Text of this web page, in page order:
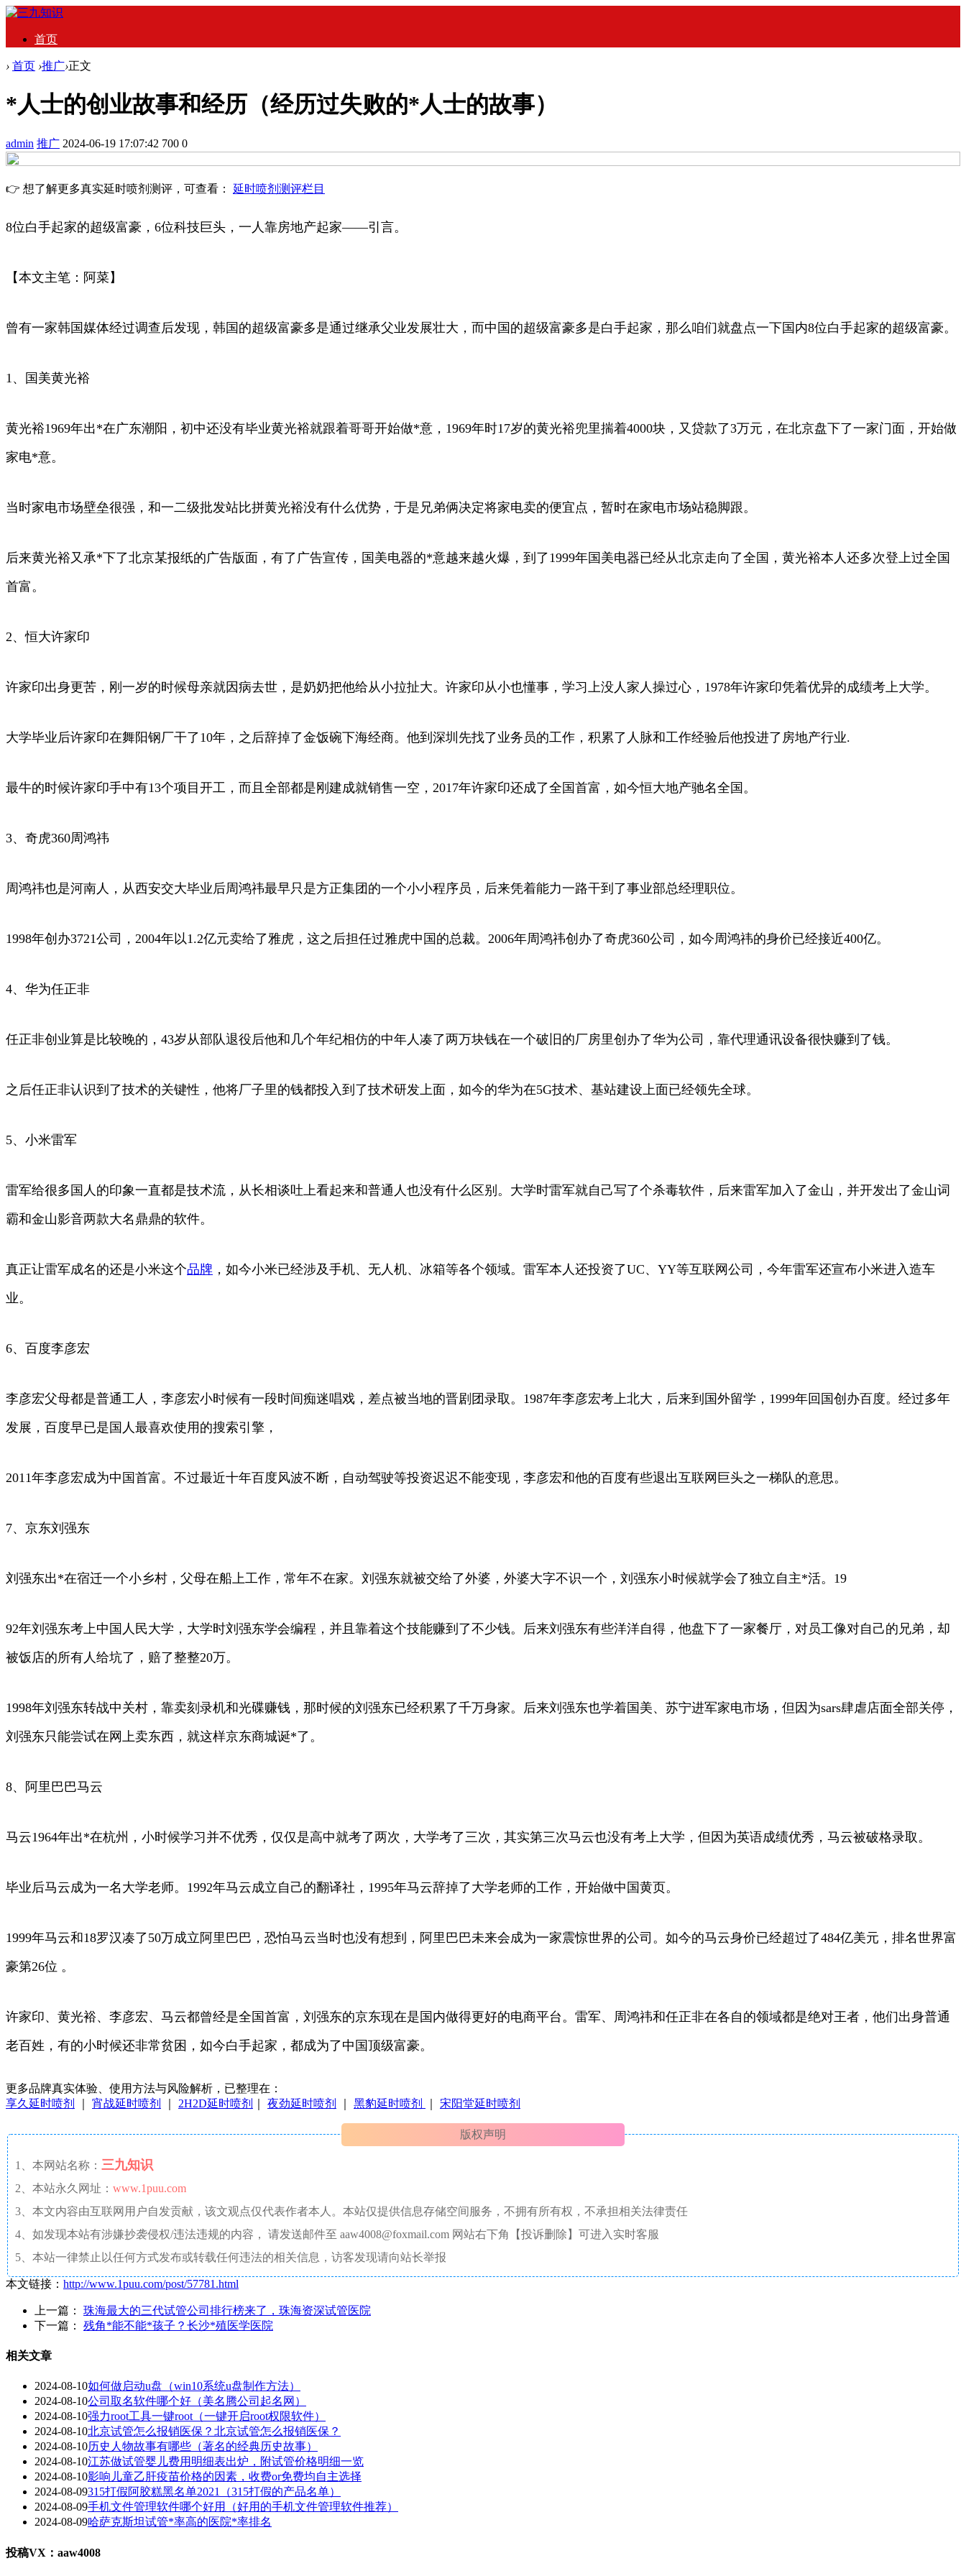
首页
› 首页 ›推广›正文
*人士的创业故事和经历（经历过失败的*人士的故事）
admin 推广 2024-06-19 17:07:42 700 0
👉 想了解更多真实延时喷剂测评，可查看： 延时喷剂测评栏目
8位白手起家的超级富豪，6位科技巨头，一人靠房地产起家——引言。
【本文主笔：阿菜】
曾有一家韩国媒体经过调查后发现，韩国的超级富豪多是通过继承父业发展壮大，而中国的超级富豪多是白手起家，那么咱们就盘点一下国内8位白手起家的超级富豪。
1、国美黄光裕
黄光裕1969年出*在广东潮阳，初中还没有毕业黄光裕就跟着哥哥开始做*意，1969年时17岁的黄光裕兜里揣着4000块，又贷款了3万元，在北京盘下了一家门面，开始做
家电*意。
当时家电市场壁垒很强，和一二级批发站比拼黄光裕没有什么优势，于是兄弟俩决定将家电卖的便宜点，暂时在家电市场站稳脚跟。
后来黄光裕又承*下了北京某报纸的广告版面，有了广告宣传，国美电器的*意越来越火爆，到了1999年国美电器已经从北京走向了全国，黄光裕本人还多次登上过全国
首富。
2、恒大许家印
许家印出身更苦，刚一岁的时候母亲就因病去世，是奶奶把他给从小拉扯大。许家印从小也懂事，学习上没人家人操过心，1978年许家印凭着优异的成绩考上大学。
大学毕业后许家印在舞阳钢厂干了10年，之后辞掉了金饭碗下海经商。他到深圳先找了业务员的工作，积累了人脉和工作经验后他投进了房地产行业.
最牛的时候许家印手中有13个项目开工，而且全部都是刚建成就销售一空，2017年许家印还成了全国首富，如今恒大地产驰名全国。
3、奇虎360周鸿祎
周鸿祎也是河南人，从西安交大毕业后周鸿祎最早只是方正集团的一个小小程序员，后来凭着能力一路干到了事业部总经理职位。
1998年创办3721公司，2004年以1.2亿元卖给了雅虎，这之后担任过雅虎中国的总裁。2006年周鸿祎创办了奇虎360公司，如今周鸿祎的身价已经接近400亿。
4、华为任正非
任正非创业算是比较晚的，43岁从部队退役后他和几个年纪相仿的中年人凑了两万块钱在一个破旧的厂房里创办了华为公司，靠代理通讯设备很快赚到了钱。
之后任正非认识到了技术的关键性，他将厂子里的钱都投入到了技术研发上面，如今的华为在5G技术、基站建设上面已经领先全球。
5、小米雷军
雷军给很多国人的印象一直都是技术流，从长相谈吐上看起来和普通人也没有什么区别。大学时雷军就自己写了个杀毒软件，后来雷军加入了金山，并开发出了金山词
霸和金山影音两款大名鼎鼎的软件。
真正让雷军成名的还是小米这个品牌 ，如今小米已经涉及手机、无人机、冰箱等各个领域。雷军本人还投资了UC、YY等互联网公司，今年雷军还宣布小米进入造车
业。
6、百度李彦宏
李彦宏父母都是普通工人，李彦宏小时候有一段时间痴迷唱戏，差点被当地的晋剧团录取。1987年李彦宏考上北大，后来到国外留学，1999年回国创办百度。经过多年
发展，百度早已是国人最喜欢使用的搜索引擎，
2011年李彦宏成为中国首富。不过最近十年百度风波不断，自动驾驶等投资迟迟不能变现，李彦宏和他的百度有些退出互联网巨头之一梯队的意思。
7、京东刘强东
刘强东出*在宿迁一个小乡村，父母在船上工作，常年不在家。刘强东就被交给了外婆，外婆大字不识一个，刘强东小时候就学会了独立自主*活。19
92年刘强东考上中国人民大学，大学时刘强东学会编程，并且靠着这个技能赚到了不少钱。后来刘强东有些洋洋自得，他盘下了一家餐厅，对员工像对自己的兄弟，却
被饭店的所有人给坑了，赔了整整20万。
1998年刘强东转战中关村，靠卖刻录机和光碟赚钱，那时候的刘强东已经积累了千万身家。后来刘强东也学着国美、苏宁进军家电市场，但因为sars肆虐店面全部关停，
刘强东只能尝试在网上卖东西，就这样京东商城诞*了。
8、阿里巴巴马云
马云1964年出*在杭州，小时候学习并不优秀，仅仅是高中就考了两次，大学考了三次，其实第三次马云也没有考上大学，但因为英语成绩优秀，马云被破格录取。
毕业后马云成为一名大学老师。1992年马云成立自己的翻译社，1995年马云辞掉了大学老师的工作，开始做中国黄页。
1999年马云和18罗汉凑了50万成立阿里巴巴，恐怕马云当时也没有想到，阿里巴巴未来会成为一家震惊世界的公司。如今的马云身价已经超过了484亿美元，排名世界富
豪第26位 。
许家印、黄光裕、李彦宏、马云都曾经是全国首富，刘强东的京东现在是国内做得更好的电商平台。雷军、周鸿祎和任正非在各自的领域都是绝对王者，他们出身普通
老百姓，有的小时候还非常贫困，如今白手起家，都成为了中国顶级富豪。
更多品牌真实体验、使用方法与风险解析，已整理在：
享久延时喷剂
宵战延时喷剂 2H2D延时喷剂 夜劲延时喷剂 黑豹延时喷剂 宋阳堂延时喷剂
版权声明
1、本网站名称： 三九知识
2、本站永久网址： www.1puu.com
3、本文内容由互联网用户自发贡献，该文观点仅代表作者本人。本站仅提供信息存储空间服务，不拥有所有权，不承担相关法律责任
4、如发现本站有涉嫌抄袭侵权/违法违规的内容， 请发送邮件至 aaw4008@foxmail.com 网站右下角【投诉删除】可进入实时客服
5、本站一律禁止以任何方式发布或转载任何违法的相关信息，访客发现请向站长举报
本文链接： http://www.1puu.com/post/57781.html
上一篇： 珠海最大的三代试管公司排行榜来了，珠海资深试管医院
下一篇： 残角*能不能*孩子？长沙*殖医学医院
相关文章
2024-08-10如何做启动u盘（win10系统u盘制作方法）
2024-08-10公司取名软件哪个好（美名腾公司起名网）
2024-08-10强力root工具一键root（一键开启root权限软件）
2024-08-10北京试管怎么报销医保？北京试管怎么报销医保？
2024-08-10历史人物故事有哪些（著名的经典历史故事）
2024-08-10江苏做试管婴儿费用明细表出炉，附试管价格明细一览
2024-08-10影响儿童乙肝疫苗价格的因素，收费or免费均自主选择
2024-08-09315打假阿胶糕黑名单2021（315打假的产品名单）
2024-08-09手机文件管理软件哪个好用（好用的手机文件管理软件推荐）
2024-08-09哈萨克斯坦试管*率高的医院*率排名
投稿VX：aaw4008